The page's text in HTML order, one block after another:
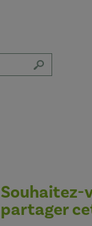
Souhaitez-
partager